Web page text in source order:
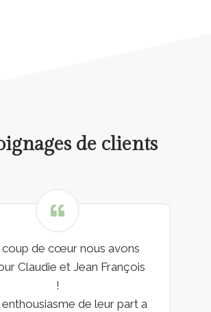
de clients
coup de cœur nous avons
Claudie et Jean François
!
de leur part a